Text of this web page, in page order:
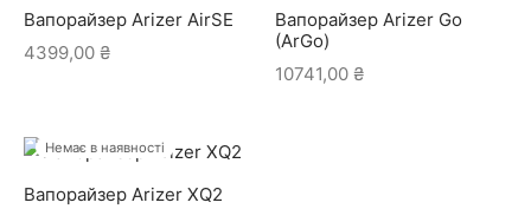
Вапорайзер Arizer AirSE
4399,00 ₴
Вапорайзер Arizer Go
(ArGo)
10741,00 ₴
Немає в наявності
Вапорайзер Arizer XQ2